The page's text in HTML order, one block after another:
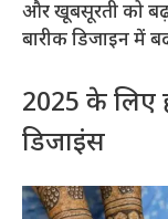
और खूबसूरती को
बारीक डिजाइन में
2025 के लिए
डिजाइंस